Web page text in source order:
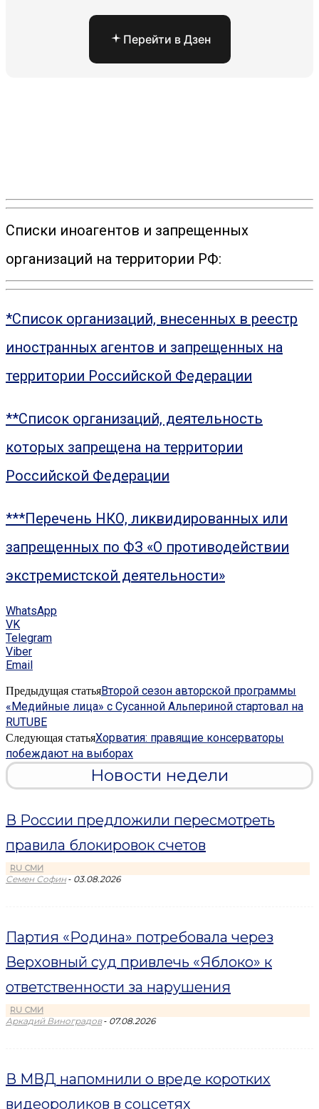
Перейти в Дзен
Списки иноагентов и запрещенных
организаций на территории РФ:
*Список организаций, внесенных в реестр
иностранных агентов и запрещенных на
территории Российской Федерации
**Список организаций, деятельность
которых запрещена на территории
Российской Федерации
***Перечень НКО, ликвидированных или
запрещенных по ФЗ «О противодействии
экстремистской деятельности»
WhatsApp
VK
Telegram
Viber
Email
Предыдущая статьяВторой сезон авторской программы
«Медийные лица» с Сусанной Альпериной стартовал на
RUTUBE
Следующая статьяХорватия: правящие консерваторы
побеждают на выборах
Новости недели
В России предложили пересмотреть
правила блокировок счетов
RU СМИ
Семен Софин - 03.08.2026
Партия «Родина» потребовала через
Верховный суд привлечь «Яблоко» к
ответственности за нарушения
RU СМИ
Аркадий Виноградов - 07.08.2026
В МВД напомнили о вреде коротких
видеороликов в соцсетях